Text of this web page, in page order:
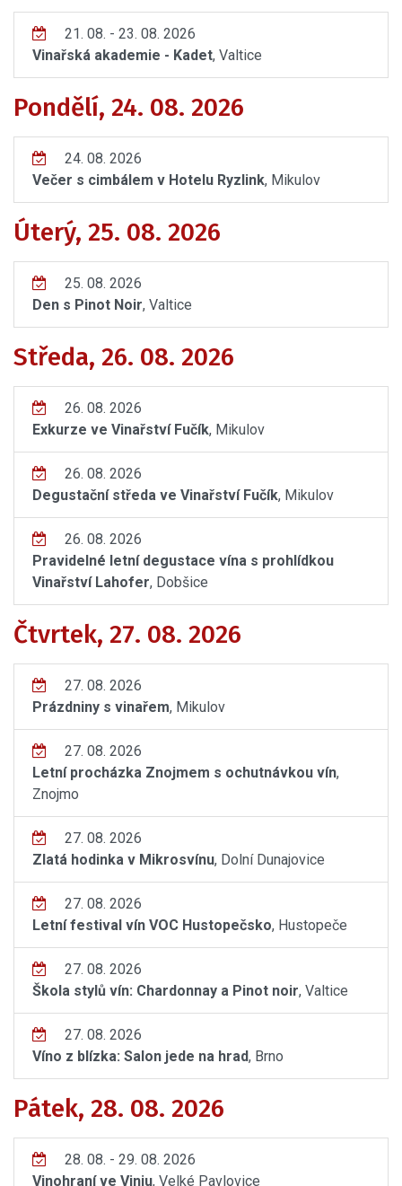
21. 08. - 23. 08. 2026
Vinařská akademie - Kadet, Valtice
Pondělí, 24. 08. 2026
24. 08. 2026
Večer s cimbálem v Hotelu Ryzlink, Mikulov
Úterý, 25. 08. 2026
25. 08. 2026
Den s Pinot Noir, Valtice
Středa, 26. 08. 2026
26. 08. 2026
Exkurze ve Vinařství Fučík, Mikulov
26. 08. 2026
Degustační středa ve Vinařství Fučík, Mikulov
26. 08. 2026
Pravidelné letní degustace vína s prohlídkou
Vinařství Lahofer, Dobšice
Čtvrtek, 27. 08. 2026
27. 08. 2026
Prázdniny s vinařem, Mikulov
27. 08. 2026
Letní procházka Znojmem s ochutnávkou vín,
Znojmo
27. 08. 2026
Zlatá hodinka v Mikrosvínu, Dolní Dunajovice
27. 08. 2026
Letní festival vín VOC Hustopečsko, Hustopeče
27. 08. 2026
Škola stylů vín: Chardonnay a Pinot noir, Valtice
27. 08. 2026
Víno z blízka: Salon jede na hrad, Brno
Pátek, 28. 08. 2026
28. 08. - 29. 08. 2026
Vinohraní ve Viniu, Velké Pavlovice